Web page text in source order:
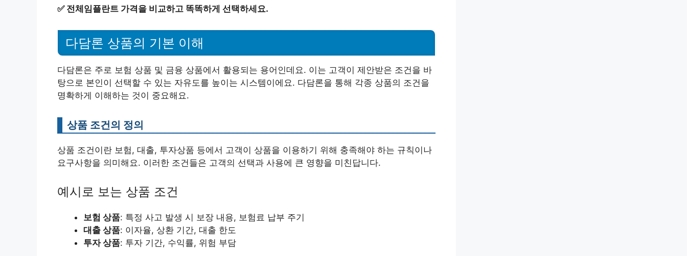
✅ 전체임플란트 가격을 비교하고 똑똑하게 선택하세요.
다담론 상품의 기본 이해
다담론은 주로 보험 상품 및 금융 상품에서 활용되는 용어인데요. 이는 고객이 제안받은 조건을 바
탕으로 본인이 선택할 수 있는 자유도를 높이는 시스템이에요. 다담론을 통해 각종 상품의 조건을
명확하게 이해하는 것이 중요해요.
상품 조건의 정의
상품 조건이란 보험, 대출, 투자상품 등에서 고객이 상품을 이용하기 위해 충족해야 하는 규칙이나
요구사항을 의미해요. 이러한 조건들은 고객의 선택과 사용에 큰 영향을 미친답니다.
예시로 보는 상품 조건
보험 상품: 특정 사고 발생 시 보장 내용, 보험료 납부 주기
대출 상품: 이자율, 상환 기간, 대출 한도
투자 상품: 투자 기간, 수익률, 위험 부담